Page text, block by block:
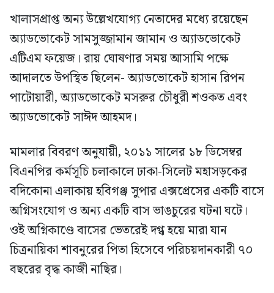
খালাসপ্রাপ্ত অন্য উল্লেখযোগ্য নেতাদের মধ্যে রয়েছেন
অ্যাডভোকেট সামসুজ্জামান জামান ও অ্যাডভোকেট
এটিএম ফয়েজ। রায় ঘোষণার সময় আসামি পক্ষে
আদালতে উপস্থিত ছিলেন- অ্যাডভোকেট হাসান রিপন
পাটোয়ারী, অ্যাডভোকেট মসরুর চৌধুরী শওকত এবং
অ্যাডভোকেট সাঈদ আহমদ।
মামলার বিবরণ অনুযায়ী, ২০১১ সালের ১৮ ডিসেম্বর
বিএনপির কর্মসূচি চলাকালে ঢাকা-সিলেট মহাসড়কের
বদিকোনা এলাকায় হবিগঞ্জ সুপার এক্সপ্রেসের একটি বাসে
অগ্নিসংযোগ ও অন্য একটি বাস ভাঙচুরের ঘটনা ঘটে।
ওই অগ্নিকাণ্ডে বাসের ভেতরেই দগ্ধ হয়ে মারা যান
চিত্রনায়িকা শাবনুরের পিতা হিসেবে পরিচয়দানকারী ৭০
বছরের বৃদ্ধ কাজী নাছির।